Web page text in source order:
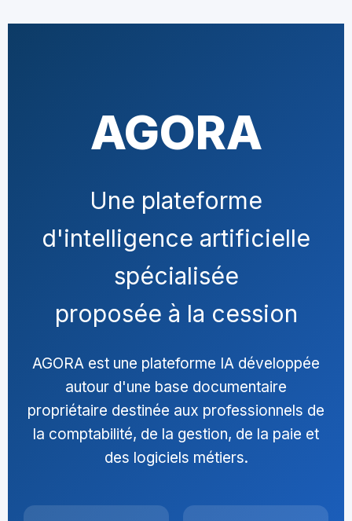
AGORA
Une plateforme
d'intelligence artificielle
spécialisée
proposée à la cession
AGORA est une plateforme IA développée
autour d'une base documentaire
propriétaire destinée aux professionnels de
la comptabilité, de la gestion, de la paie et
des logiciels métiers.